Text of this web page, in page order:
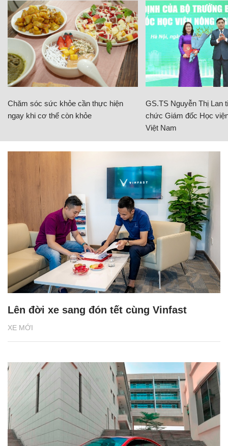
Chăm sóc sức khỏe cần thực hiện
ngay khi cơ thể còn khỏe
GS.TS Nguyễn Thị Lan
chức Giám đốc Học
Việt Nam
XE MỚI
Lên đời xe sang đón tết cùng Vinfast